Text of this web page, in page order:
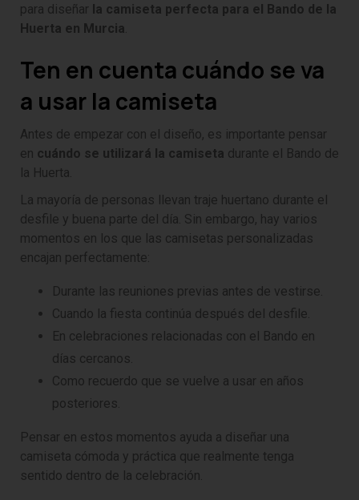
para diseñar la camiseta perfecta para el Bando de la
Huerta en Murcia
Ten en cuenta cuándo se va
a usar la camiseta
Antes de empezar con el diseño, es importante pensar
en cuándo se utilizará la camiseta durante el Bando de
la Huerta.
La mayoría de personas llevan traje huertano durante el
desfile y buena parte del día. Sin embargo, hay varios
momentos en los que las camisetas personalizadas
encajan perfectamente:
Durante las reuniones previas antes de vestirse.
Cuando la fiesta continúa después del desfile.
En celebraciones relacionadas con el Bando en
días cercanos.
Como recuerdo que se vuelve a usar en años
posteriores.
Pensar en estos momentos ayuda a diseñar una
camiseta cómoda y práctica que realmente tenga
sentido dentro de la celebración.